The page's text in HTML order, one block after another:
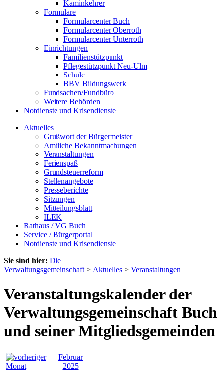
Kaminkehrer
Formulare
Formularcenter Buch
Formularcenter Oberroth
Formularcenter Unterroth
Einrichtungen
Familienstützpunkt
Pflegestützpunkt Neu-Ulm
Schule
BBV Bildungswerk
Fundsachen/Fundbüro
Weitere Behörden
Notdienste und Krisendienste
Aktuelles
Grußwort der Bürgermeister
Amtliche Bekanntmachungen
Veranstaltungen
Ferienspaß
Grundsteuerreform
Stellenangebote
Presseberichte
Sitzungen
Mitteilungsblatt
ILEK
Rathaus / VG Buch
Service / Bürgerportal
Notdienste und Krisendienste
Sie sind hier: Die
Verwaltungsgemeinschaft > Aktuelles > Veranstaltungen
Veranstaltungskalender der
Verwaltungsgemeinschaft Buch
und seiner Mitgliedsgemeinden
Februar
2025